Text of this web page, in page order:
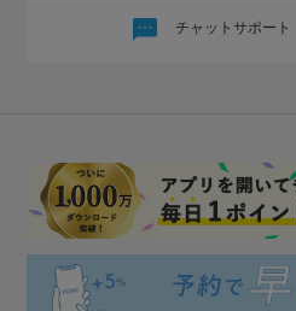
チャットサポート